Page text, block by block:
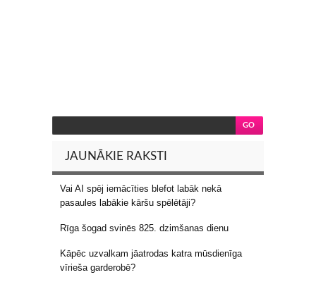
JAUNĀKIE RAKSTI
Vai AI spēj iemācīties blefot labāk nekā
pasaules labākie kāršu spēlētāji?
Rīga šogad svinēs 825. dzimšanas dienu
Kāpēc uzvalkam jāatrodas katra mūsdienīga
vīrieša garderobē?